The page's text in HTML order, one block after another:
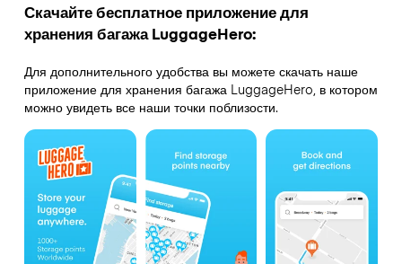
Скачайте бесплатное приложение для
хранения багажа LuggageHero:
Для дополнительного удобства вы можете скачать наше
приложение для хранения багажа LuggageHero, в котором
можно увидеть все наши точки поблизости.